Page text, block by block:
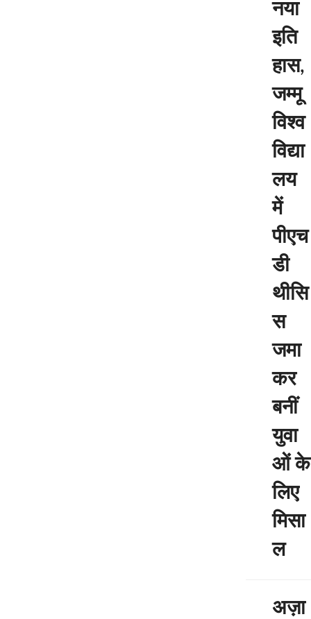
नया
इति
हास,
जम्मू
विश्व
विद्या
लय
में
पीएच
डी
थीसि
स
जमा
कर
बनीं
युवा
ओं के
लिए
मिसा
ल
अज़ा